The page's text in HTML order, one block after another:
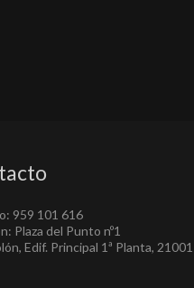
959 101 616
Plaza del Punto nº1
Edif. Principal 1ª Planta, 21001